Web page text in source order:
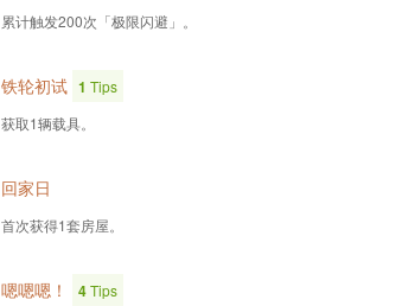
累计触发200次「极限闪避」。
铁轮初试 1 Tips
获取1辆载具。
回家日
首次获得1套房屋。
嗯嗯嗯！ 4Tips